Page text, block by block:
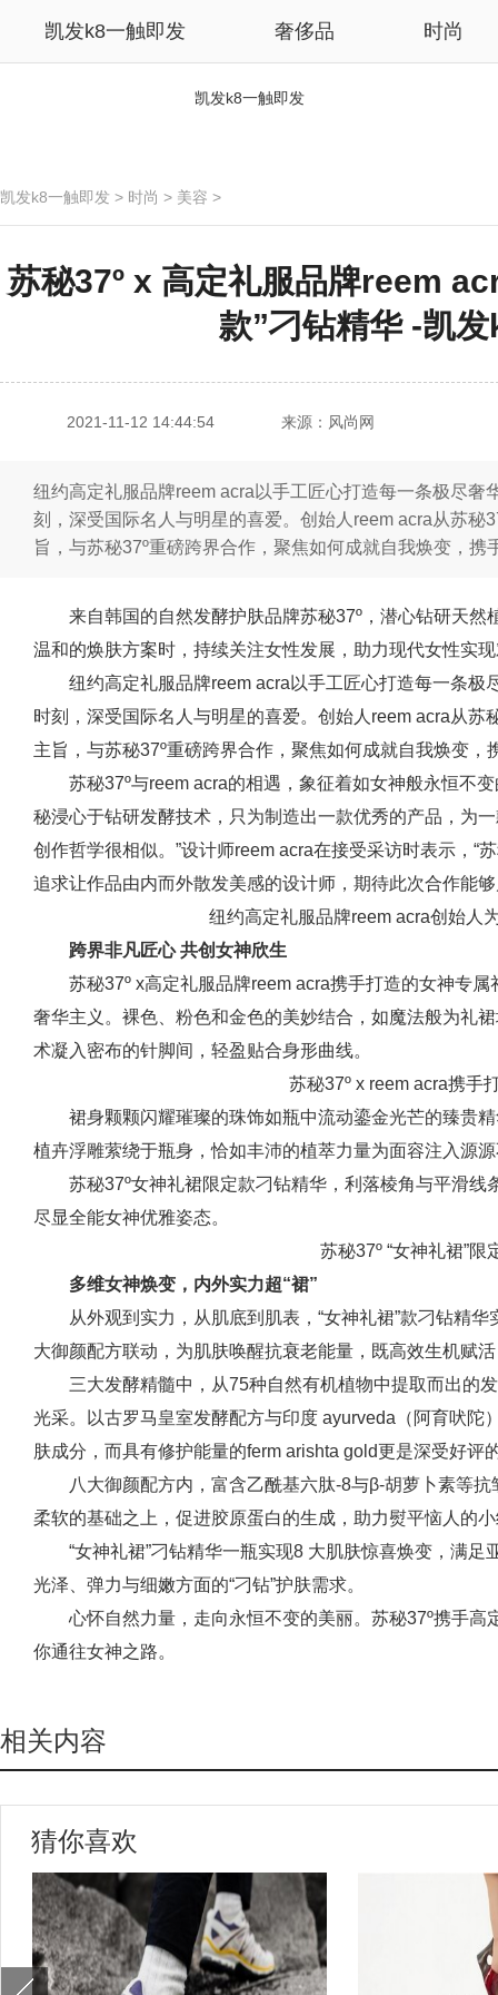
凯发k8一触即发 奢侈品 时尚
凯发k8一触即发
凯发k8一触即发 > 时尚 > 美容 >
苏秘37º x 高定礼服品牌reem
款”刁钻精华 -凯
2021-11-12 14:44:54 来源：风尚网
纽约高定礼服品牌reem acra以手工匠心打造每一条极尽奢
刻，深受国际名人与明星的喜爱。创始人reem acra从苏秘
旨，与苏秘37º重磅跨界合作，聚焦如何成就自我焕变，
来自韩国的自然发酵护肤品牌苏秘37º，潜心钻研天
温和的焕肤方案时，持续关注女性发展，助力现代女性实
纽约高定礼服品牌reem acra以手工匠心打造每一条极
时刻，深受国际名人与明星的喜爱。创始人reem acra从苏
主旨，与苏秘37º重磅跨界合作，聚焦如何成就自我焕变
苏秘37º与reem acra的相遇，象征着如女神般永恒不
秘浸心于钻研发酵技术，只为制造出一款优秀的产品，为
创作哲学很相似。”设计师reem acra在接受采访时表示，“
追求让作品由内而外散发美感的设计师，期待此次合作能
纽约高定礼服品牌reem acra创始人
跨界非凡匠心 共创女神欣生
苏秘37º x高定礼服品牌reem acra携手打造的女神专
奢华主义。裸色、粉色和金色的美妙结合，如魔法般为礼
术凝入密布的针脚间，轻盈贴合身形曲线。
苏秘37º x reem acra携手
裙身颗颗闪耀璀璨的珠饰如瓶中流动鎏金光芒的臻贵
植卉浮雕萦绕于瓶身，恰如丰沛的植萃力量为面容注入源
苏秘37º女神礼裙限定款刁钻精华，利落棱角与平滑
尽显全能女神优雅姿态。
苏秘37º “女神礼裙”限
多维女神焕变，内外实力超“裙”
从外观到实力，从肌底到肌表，“女神礼裙”款刁钻精
大御颜配方联动，为肌肤唤醒抗衰老能量，既高效生机赋
三大发酵精髓中，从75种自然有机植物中提取而出的
光采。以古罗马皇室发酵配方与印度 ayurveda（阿育吠陀
肤成分，而具有修护能量的ferm arishta gold更是深受好评
八大御颜配方内，富含乙酰基六肽-8与β-胡萝卜素等
柔软的基础之上，促进胶原蛋白的生成，助力熨平恼人的
“女神礼裙”刁钻精华一瓶实现8 大肌肤惊喜焕变，满
光泽、弹力与细嫩方面的“刁钻”护肤需求。
心怀自然力量，走向永恒不变的美丽。苏秘37º携手
你通往女神之路。
相关内容
猜你喜欢